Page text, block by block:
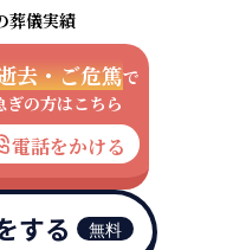
葬儀実績
去・ご危篤で
ぎの方はこちら
電話をかける
する 無料